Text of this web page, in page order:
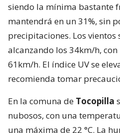
siendo la mínima bastante
mantendrá en un 31%, sin
precipitaciones. Los vientos
alcanzando los 34km/h,
61km/h. El índice UV se
recomienda tomar
En la comuna de Tocopilla
nubosos, con una
una máxima de 22 °C. La